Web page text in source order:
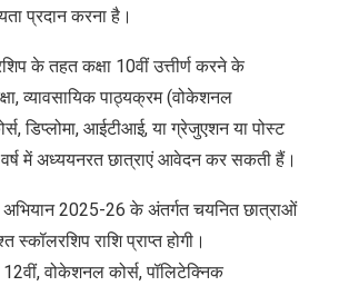
प्रदान करना है।
के तहत कक्षा 10वीं उत्तीर्ण करने के
व्यावसायिक पाठ्यक्रम (वोकेशनल
डिप्लोमा, आईटीआई, या ग्रेजुएशन या पोस्ट
में अध्ययनरत छात्राएं आवेदन कर सकती हैं।
अभियान 2025-26 के अंतर्गत चयनित छात्राओं
स्कॉलरशिप राशि प्राप्त होगी।
12वीं, वोकेशनल कोर्स, पॉलिटेक्निक